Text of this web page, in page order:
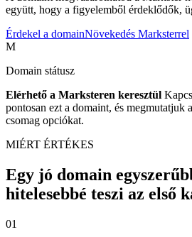
együtt, hogy a figyelemből érdeklődők,
Érdekel a domainNövekedés Marksterrel
M
Domain státusz
Elérhető a Marksteren keresztül
pontosan ezt a domaint, és megmutatjuk
csomag opciókat.
MIÉRT ÉRTÉKES
Egy jó domain
hitelesebbé teszi az első
01